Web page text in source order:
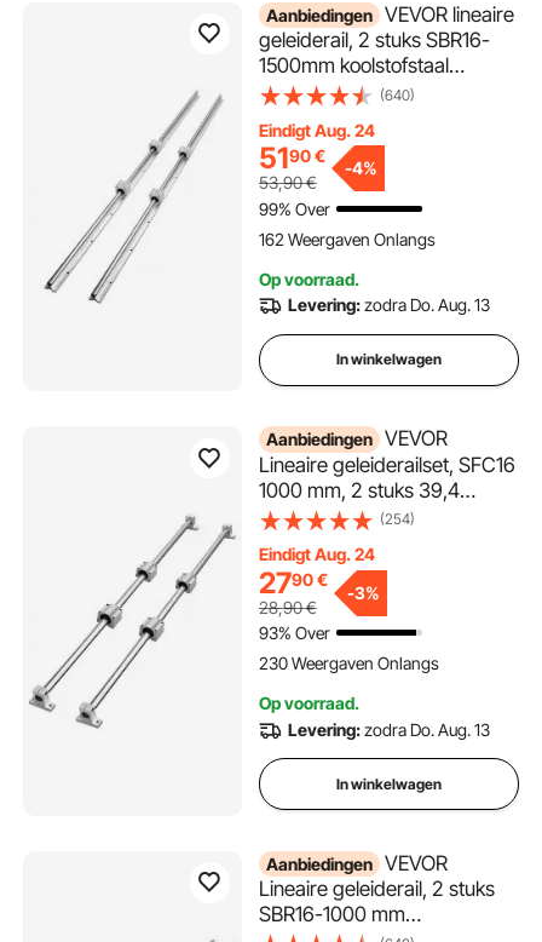
Aanbiedingen VEVOR lineaire
geleiderail, 2 stuks SBR16-
1500mm koolstofstaal
aluminium geleiderail met 4
lineaire lagers, CNC-
onderdelen voor 3D-printers,
frees-/draaimachines
(640)
Eindigt Aug. 24
5190€
53,90€
-4%
99% Over
162 Weergaven Onlangs
Op voorraad.
Levering:zodra Do. Aug. 13
In winkelwagen
Aanbiedingen VEVOR
Lineaire geleiderailset, SFC16
1000 mm, 2 stuks 39,4
inch/1000 mm SFC16
glijblokken, 4 stuks
railsteunen, lineaire rails en
lagerset voor
geautomatiseerde machines,
CNC doe-het-zelfproject
(254)
Eindigt Aug. 24
2790€
28,90€
-3%
93% Over
230 Weergaven Onlangs
Op voorraad.
Levering:zodra Do. Aug. 13
In winkelwagen
Aanbiedingen VEVOR
Lineaire geleiderail, 2 stuks
SBR16-1000 mm